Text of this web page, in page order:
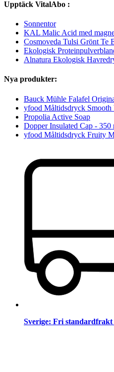
Upptäck VitalAbo :
Sonnentor
KAL Malic Acid med
Cosmoveda Tulsi Grönt Te
Ekologisk
Alnatura Ekologisk
Nya produkter:
Bauck Mühle Falafel
yfood Måltidsdryck Smooth
Propolia Active Soap
Dopper Insulated Cap - 350
yfood Måltidsdryck Fruity
Sverige: Fri standardfrakt